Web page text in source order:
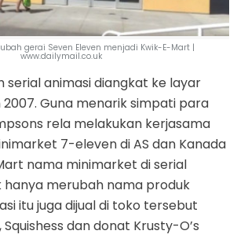
gerai Seven Eleven menjadi Kwik-E-Mart |
www.dailymail.co.uk
serial animasi diangkat ke layar
Guna menarik simpati para
rela melakukan kerjasama
7-eleven di AS dan Kanada
nama minimarket di serial
hanya merubah nama produk
itu juga dijual di toko tersebut
dan donat Krusty-O’s